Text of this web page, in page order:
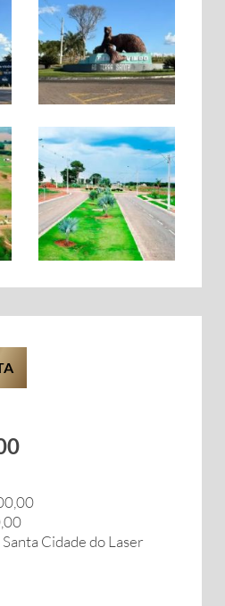
Cidade do Laser